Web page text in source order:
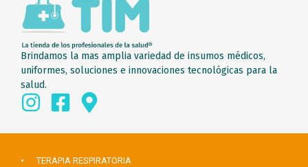
Brindamos la mas amplia variedad de insumos médicos,
uniformes, soluciones e innovaciones tecnológicas para la
salud.
• TERAPIA RESPIRATORIA